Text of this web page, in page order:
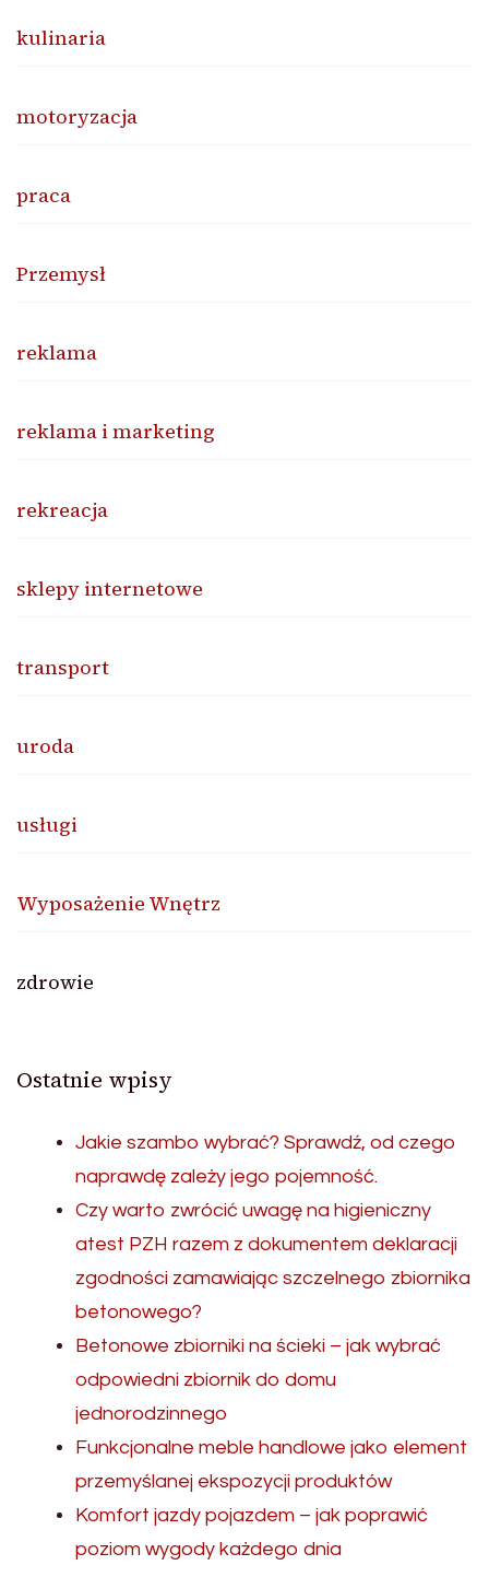
kulinaria
motoryzacja
praca
Przemysł
reklama
reklama i marketing
rekreacja
sklepy internetowe
transport
uroda
usługi
Wyposażenie Wnętrz
zdrowie
Ostatnie wpisy
Jakie szambo wybrać? Sprawdź, od czego
naprawdę zależy jego pojemność.
Czy warto zwrócić uwagę na higieniczny
atest PZH razem z dokumentem deklaracji
zgodności zamawiając szczelnego zbiornika
betonowego?
Betonowe zbiorniki na ścieki – jak wybrać
odpowiedni zbiornik do domu
jednorodzinnego
Funkcjonalne meble handlowe jako element
przemyślanej ekspozycji produktów
Komfort jazdy pojazdem – jak poprawić
poziom wygody każdego dnia